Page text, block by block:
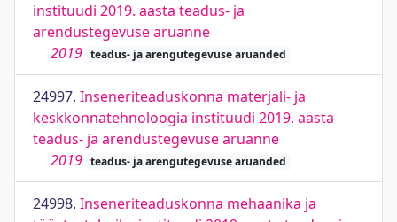
instituudi 2019. aasta teadus- ja
arendustegevuse aruanne
2019 teadus- ja arengutegevuse aruanded
24997. Inseneriteaduskonna materjali- ja
keskkonnatehnoloogia instituudi 2019. aasta
teadus- ja arendustegevuse aruanne
2019 teadus- ja arengutegevuse aruanded
24998. Inseneriteaduskonna mehaanika ja